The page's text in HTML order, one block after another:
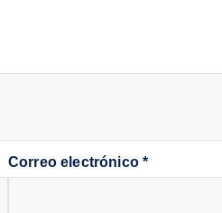
Correo electrónico*